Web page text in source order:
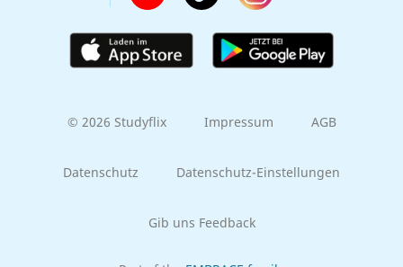
© 2026 Studyflix Impressum AGB
Datenschutz Datenschutz-Einstellungen
Gib uns Feedback